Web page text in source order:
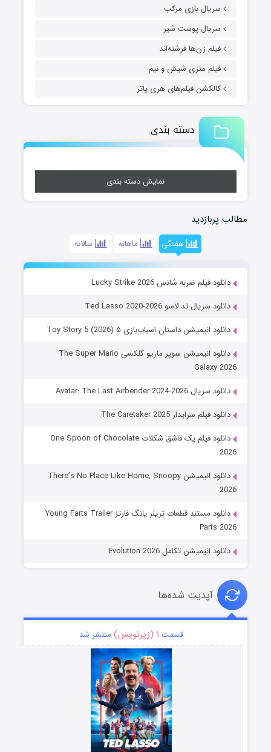
سریال بازی مرکب
سریال پوست شیر
فیلم زن‌ها فرشته‌اند
فیلم متری شیش و نیم
کالکشن فیلم‌های هری پاتر
دسته بندی
نمایش دسته بندی
مطالب پربازدید
هفتگی ماهانه سالانه
دانلود فیلم ضربه شانس Lucky Strike 2026
دانلود سریال تد لاسو Ted Lasso 2020-2026
دانلود انیمیشن داستان اسباب‌بازی ۵ Toy Story 5 (2026)
دانلود انیمیشن سوپر ماریو گلکسی The Super Mario
Galaxy 2026
دانلود سریال Avatar: The Last Airbender 2024-2026
دانلود فیلم سرایدار The Caretaker 2025
دانلود فیلم یک قاشق شکلات One Spoon of Chocolate
2026
دانلود انیمیشن There’s No Place Like Home, Snoopy
2026
دانلود مستند قطعات تریلر یانگ فارتز Young Farts Trailer
Parts 2026
دانلود انیمیشن تکامل Evolution 2026
آپدیت شده‌ها
قسمت ۱ (زیرنویس) منتشر شد